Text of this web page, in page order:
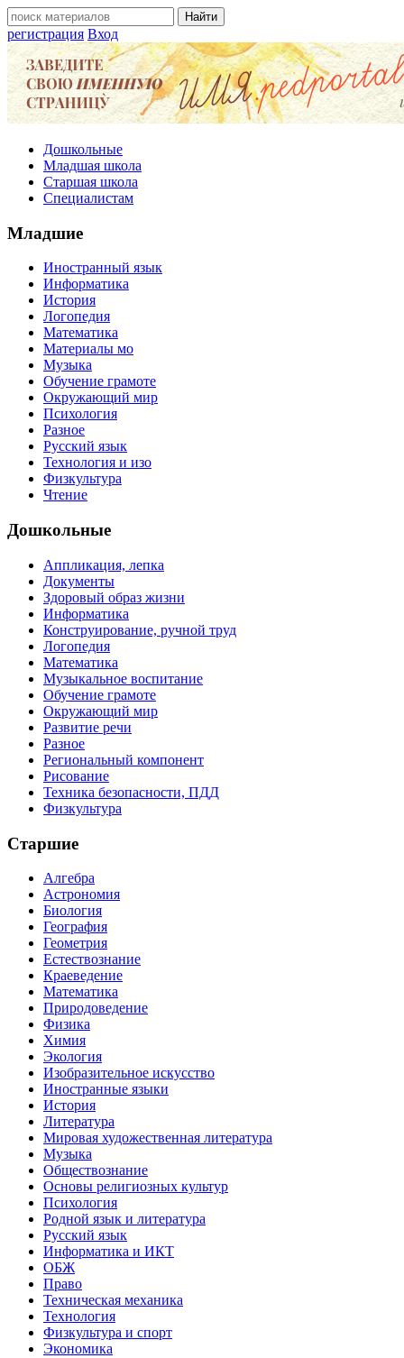
регистрация Вход
Дошкольные
Младшая школа
Старшая школа
Специалистам
Младшие
Иностранный язык
Информатика
История
Логопедия
Математика
Материалы мо
Музыка
Обучение грамоте
Окружающий мир
Психология
Разное
Русский язык
Технология и изо
Физкультура
Чтение
Дошкольные
Аппликация, лепка
Документы
Здоровый образ жизни
Информатика
Конструирование, ручной труд
Логопедия
Математика
Музыкальное воспитание
Обучение грамоте
Окружающий мир
Развитие речи
Разное
Региональный компонент
Рисование
Техника безопасности, ПДД
Физкультура
Старшие
Алгебра
Астрономия
Биология
География
Геометрия
Естествознание
Краеведение
Математика
Природоведение
Физика
Химия
Экология
Изобразительное искусство
Иностранные языки
История
Литература
Мировая художественная литература
Музыка
Обществознание
Основы религиозных культур
Психология
Родной язык и литература
Русский язык
Информатика и ИКТ
ОБЖ
Право
Техническая механика
Технология
Физкультура и спорт
Экономика